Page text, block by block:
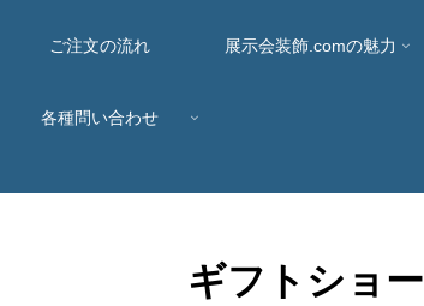
ご注文の流れ 展示会装飾.comの魅力
各種問い合わせ
ギフトショー